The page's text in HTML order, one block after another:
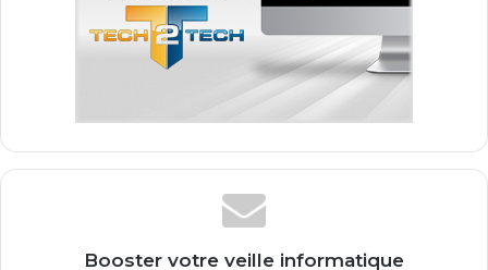
Booster votre veille informatique